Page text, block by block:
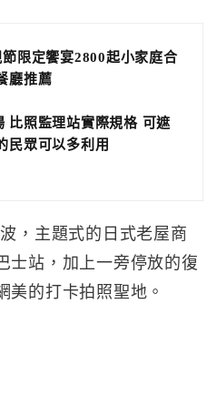
限定饗宴2800起小家庭合
廳推薦
比照監理站實際規格 可遮
民眾可以多利用
，主題式的日式老屋商
士站，加上一旁停放的復
美的打卡拍照聖地。